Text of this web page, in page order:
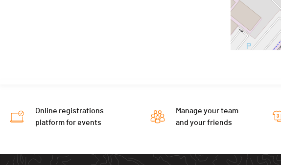
Online registrations
platform for events
Manage your team
and your friends